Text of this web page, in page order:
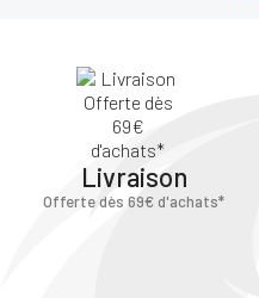
Livraison
Offerte dès 69€ d'achats*